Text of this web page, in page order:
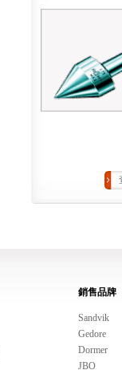
銷售品牌
Sandvik
Gedore
Dormer
JBO